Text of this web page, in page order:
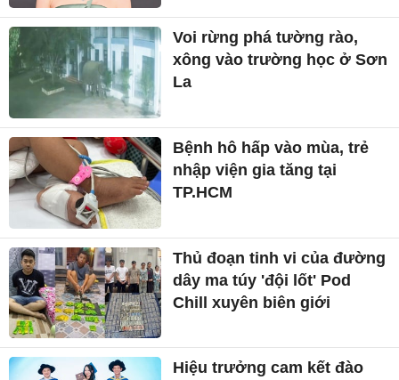
Voi rừng phá tường rào,
xông vào trường học ở Sơn
La
Bệnh hô hấp vào mùa, trẻ
nhập viện gia tăng tại
TP.HCM
Thủ đoạn tinh vi của đường
dây ma túy 'đội lốt' Pod
Chill xuyên biên giới
Hiệu trưởng cam kết đào